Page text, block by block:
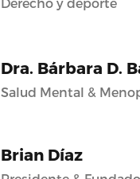
Dra. Bárbara D.
Salud Mental &
Brian Díaz